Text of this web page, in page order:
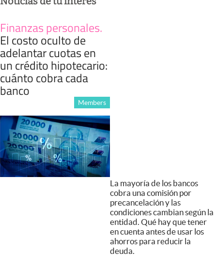
Finanzas personales.
El costo oculto de
adelantar cuotas en
un crédito hipotecario:
cuánto cobra cada
banco
Members
La mayoría de los bancos
cobra una comisión por
precancelación y las
condiciones cambian según la
entidad. Qué hay que tener
en cuenta antes de usar los
ahorros para reducir la
deuda.